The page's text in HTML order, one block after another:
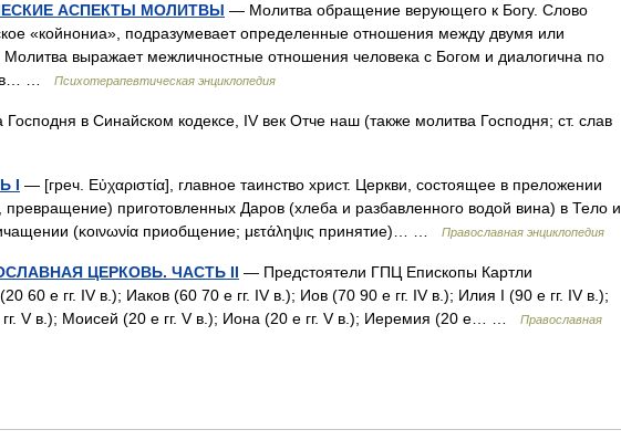
АСПЕКТЫ МОЛИТВЫ — Молитва обращение верующего к Богу. Слово
«койнониа», подразумевает определенные отношения между двумя или
выражает межличностные отношения человека с Богом и диалогична по
в… …
Психотерапевтическая энциклопедия
в Синайском кодексе, IV век Отче наш (также молитва Господня; ст. слав
I — [греч. Εὐχαριστία], главное таинство христ. Церкви, состоящее в преложении
превращение) приготовленных Даров (хлеба и разбавленного водой вина) в Тело и
(κοινωνία приобщение; μετάληψις принятие)… …
Православная энциклопедия
ЦЕРКОВЬ. ЧАСТЬ II — Предстоятели ГПЦ Епископы Картли
60 е гг. IV в.); Иаков (60 70 е гг. IV в.); Иов (70 90 е гг. IV в.); Илия I (90 е гг. IV в.);
V в.); Моисей (20 е гг. V в.); Иона (20 е гг. V в.); Иеремия (20 е… …
Православная